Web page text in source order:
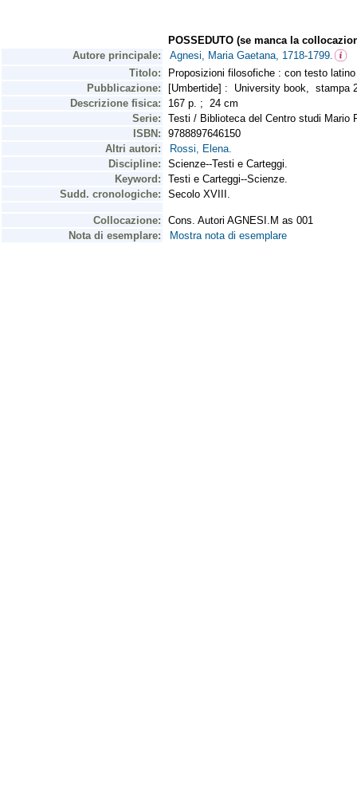
POSSEDUTO (se manca la
Autore principale:
Agnesi, Maria Gaetana, 1718-1799.
Titolo:
Proposizioni filosofiche : con testo
Pubblicazione:
[Umbertide] : University book, stampa
Descrizione fisica:
167 p. ; 24 cm
Serie:
Testi / Biblioteca del Centro studi Mario
ISBN:
9788897646150
Altri autori:
Rossi, Elena.
Discipline:
Scienze--Testi e Carteggi.
Keyword:
Testi e Carteggi--Scienze.
Sudd. cronologiche:
Secolo XVIII.
Collocazione:
Cons. Autori AGNESI.M as 001
Nota di esemplare:
Mostra nota di esemplare